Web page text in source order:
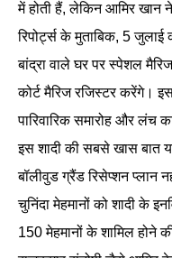
में होती हैं, लेकिन आमिर खान ने
रिपोर्ट्स के मुताबिक, 5
बांद्रा वाले घर पर स्पेशल
कोर्ट मैरिज रजिस्टर करेंगे।
पारिवारिक समारोह और लंच
इस शादी की सबसे खास बात
बॉलीवुड ग्रैंड रिसेप्शन प्लान
चुनिंदा मेहमानों को शादी के
150 मेहमानों के शामिल होने